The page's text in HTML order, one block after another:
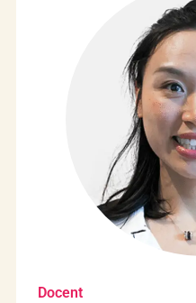
Docent